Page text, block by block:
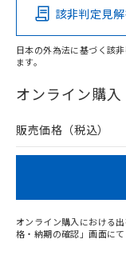
在庫等で未対応品
問い合わせくださ
該非判定見
日本の外為法に基づく該
ます。
オンライン購入
販売価格（税込）
オンライン購入における
格・納期の確認」画面にて